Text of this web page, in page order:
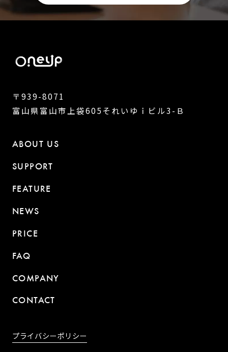
〒939-8071
富山県富山市上袋605それいゆｉビル3-Ｂ
ABOUT US
SUPPORT
FEATURE
NEWS
PRICE
FAQ
COMPANY
CONTACT
プライバシーポリシー